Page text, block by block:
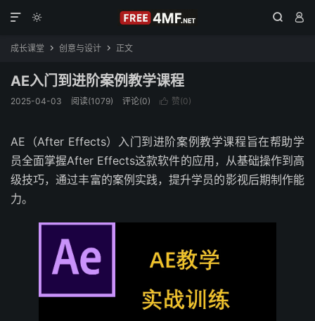
  

成长课堂  创意与设计  正文
AE入门到进阶案例教学课程
2025-04-03 阅读(1079) 评论(0)  赞(0)
AE（After Effects）入门到进阶案例教学课程旨在帮助学
员全面掌握After Effects这款软件的应用，从基础操作到高
级技巧，通过丰富的案例实践，提升学员的影视后期制作能
力。